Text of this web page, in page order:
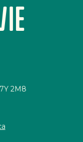
2M8